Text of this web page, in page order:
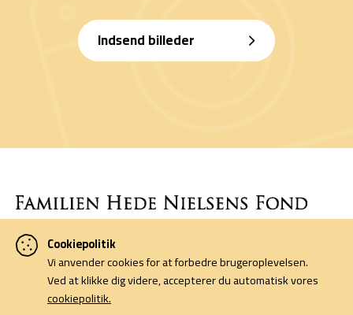
Indsend billeder
Denne side er finansieret af Familien Hede Nielsens Fond og drives
af foreningen Horsens Billeders Venner.
Cookiepolitik
Cookiepolitik
Vi anvender cookies for at forbedre brugeroplevelsen.
Ved at klikke dig videre, accepterer du automatisk vores
cookiepolitik.